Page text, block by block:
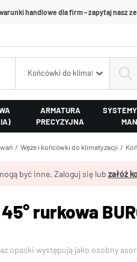
handlowe dla firm - zapytaj nasz
Końcówki do klimatyzacji
ARMATURA
PRECYZYJNA
Węże i końcówki do klimatyzacji
być inne. Zaloguj się lub załóż
rurkowa
opaski występują jako osobny